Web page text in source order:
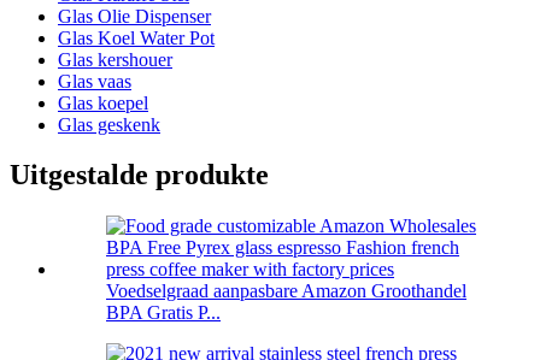
Glas Olie Dispenser
Glas Koel Water Pot
Glas kershouer
Glas vaas
Glas koepel
Glas geskenk
Uitgestalde produkte
Voedselgraad aanpasbare Amazon Groothandel
BPA Gratis P...